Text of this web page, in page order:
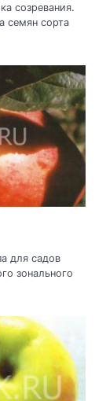
созревания.
семян сорта
для садов
зонального